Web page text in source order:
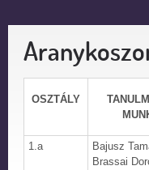
OSZTÁLY
1.a
Bajusz
Brassai